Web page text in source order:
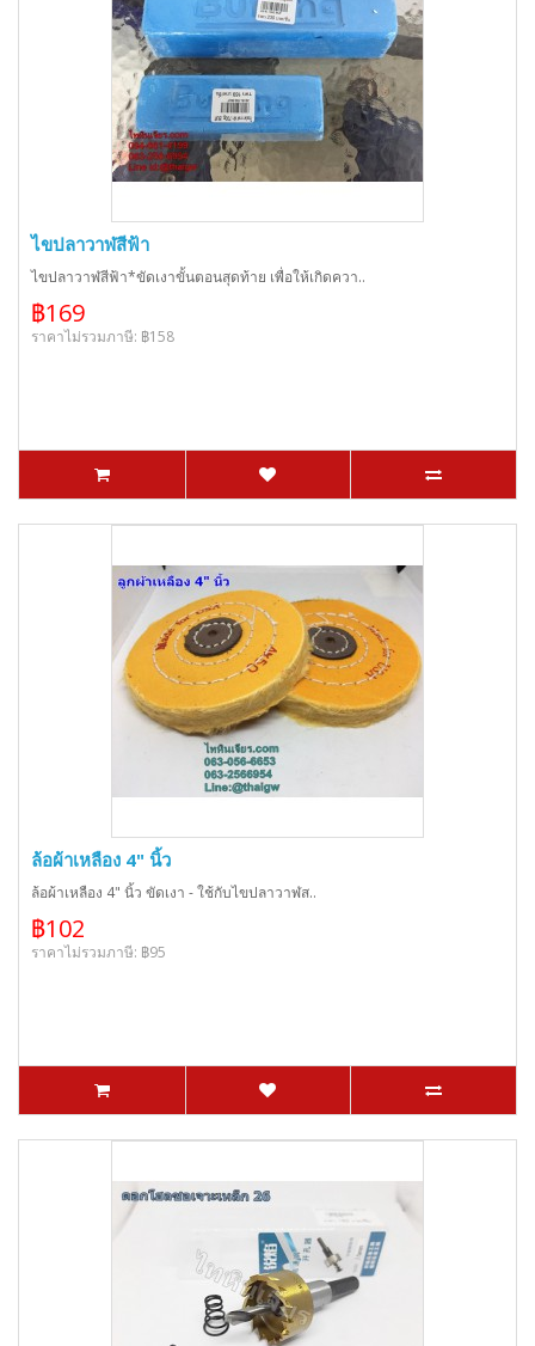
ไขปลาวาฬสีฟ้า
ไขปลาวาฬสีฟ้า*ขัดเงาขั้นตอนสุดท้าย เพื่อให้เกิดควา..
฿169
ราคาไม่รวมภาษี: ฿158
ล้อผ้าเหลือง 4" นิ้ว
ล้อผ้าเหลือง 4" นิ้ว ขัดเงา - ใช้กับไขปลาวาฬส..
฿102
ราคาไม่รวมภาษี: ฿95